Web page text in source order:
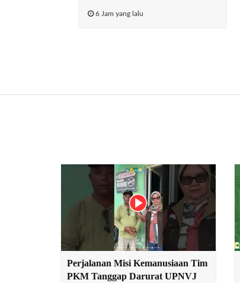
6 Jam yang lalu
Perjalanan Misi Kemanusiaan Tim
PKM Tanggap Darurat UPNVJ